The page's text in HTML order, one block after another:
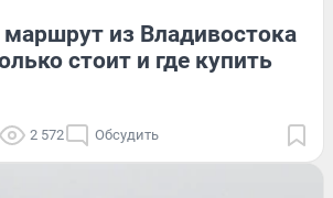
из Владивостока
стоит и где купить
2 572 Обсудить